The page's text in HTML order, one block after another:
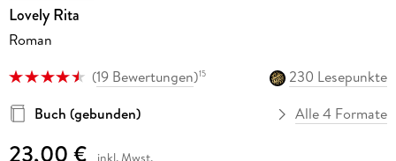
Lovely Rita
Roman
(19 Bewertungen)15
230 Lesepunkte
Buch (gebunden)
Alle 4 Formate
23,00 €